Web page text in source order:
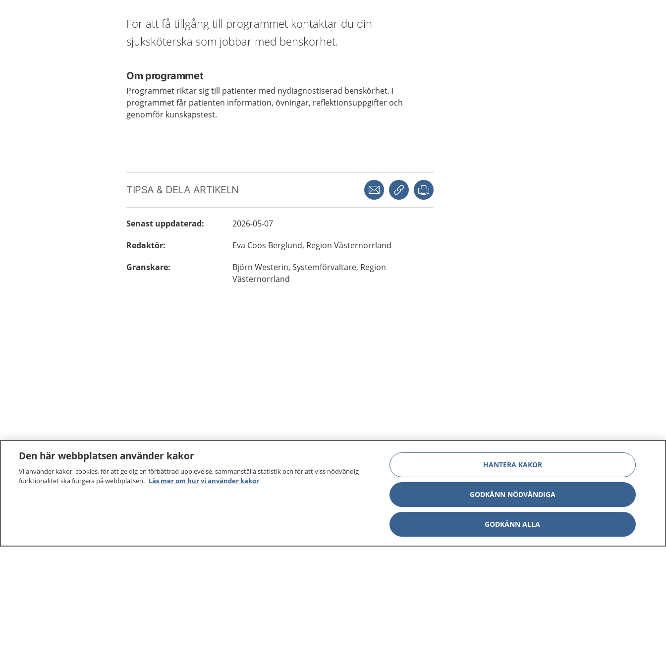
För att få tillgång till programmet kontaktar du din
sjuksköterska som jobbar med benskörhet.
Om programmet
Programmet riktar sig till patienter med nydiagnostiserad benskörhet. I
programmet får patienten information, övningar, reflektionsuppgifter och
genomför kunskapstest.
TIPSA & DELA ARTIKELN Dela via mejlKopiera länk
Senast uppdaterad:
2026-05-07
Redaktör: Eva Coos Berglund, Region Västernorrland
Granskare: Björn Westerin, Systemförvaltare, Region
Västernorrland
Den här webbplatsen använder kakor
Vi använder kakor, cookies, för att ge dig en förbättrad upplevelse, sammanställa statistik och för att viss nödvändig
funktionalitet ska fungera på webbplatsen. Läs mer om hur vi använder kakor
HANTERA KAKOR
GODKÄNN NÖDVÄNDIGA
GODKÄNN ALLA